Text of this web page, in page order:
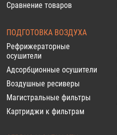
Сравнение товаров
ПОДГОТОВКА ВОЗДУХА
Рефрижераторные
осушители
Адсорбционные осушители
Воздушные ресиверы
Магистральные фильтры
Картриджи к фильтрам